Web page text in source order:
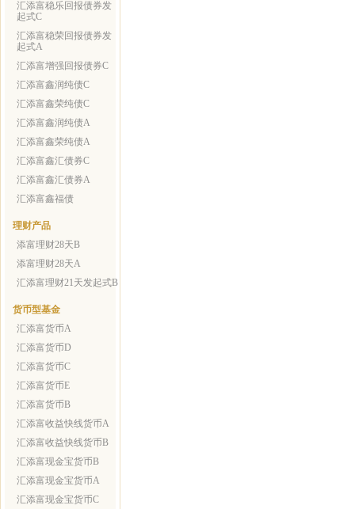
汇添富稳乐回报债券发
起式C
汇添富稳荣回报债券发
起式A
汇添富增强回报债券C
汇添富鑫润纯债C
汇添富鑫荣纯债C
汇添富鑫润纯债A
汇添富鑫荣纯债A
汇添富鑫汇债券C
汇添富鑫汇债券A
汇添富鑫福债
理财产品
添富理财28天B
添富理财28天A
汇添富理财21天发起式B
货币型基金
汇添富货币A
汇添富货币D
汇添富货币C
汇添富货币E
汇添富货币B
汇添富收益快线货币A
汇添富收益快线货币B
汇添富现金宝货币B
汇添富现金宝货币A
汇添富现金宝货币C